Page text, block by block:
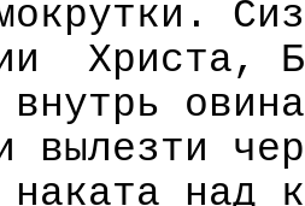
Христа,
внутрь
вылезти
наката над